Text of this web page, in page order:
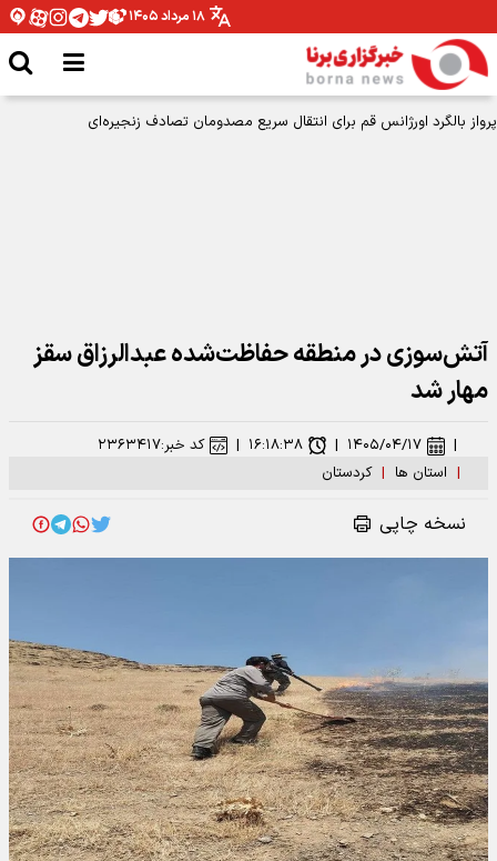
۱۸ مرداد ۱۴۰۵
پرواز بالگرد اورژانس قم برای انتقال سریع مصدومان تصادف زنجیره‌ای
آتش‌سوزی در منطقه حفاظت‌شده عبدالرزاق سقز
مهار شد
| استان ها | کردستان
| ۱۴۰۵/۰۴/۱۷ | ۱۶:۱۸:۳۸ | کد خبر:۲۳۶۳۴۱۷
نسخه چاپی